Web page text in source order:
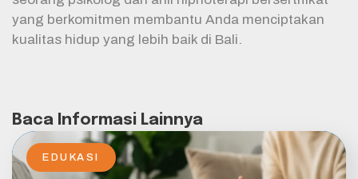
yang berkomitmen membantu Anda menciptakan
kualitas hidup yang lebih baik di Bali.
Baca Informasi Lainnya
EDUKASI